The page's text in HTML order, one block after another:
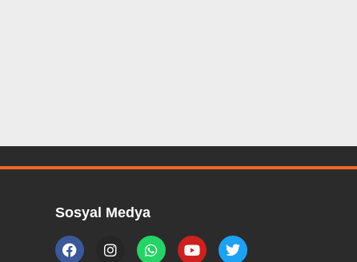
Sosyal Medya